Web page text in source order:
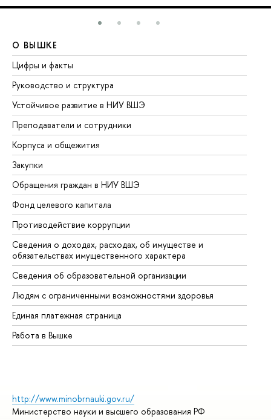
О ВЫШКЕ
Цифры и факты
Руководство и структура
Устойчивое развитие в НИУ ВШЭ
Преподаватели и сотрудники
Корпуса и общежития
Закупки
Обращения граждан в НИУ ВШЭ
Фонд целевого капитала
Противодействие коррупции
Сведения о доходах, расходах, об имуществе и
обязательствах имущественного характера
Сведения об образовательной организации
Людям с ограниченными возможностями здоровья
Единая платежная страница
Работа в Вышке
http://www.minobrnauki.gov.ru/
Министерство науки и высшего образования РФ